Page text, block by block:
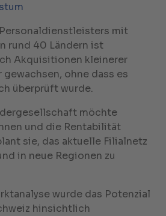
mit
rund 40 Ländern ist
Akquisitionen kleinerer
ohne dass es
überprüft wurde.
möchte
und die Rentabilität
sie, das aktuelle Filialnetz
in neue Regionen zu
wurde das Potenzial
hinsichtlich